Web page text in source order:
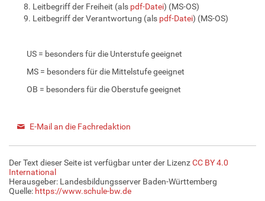
Leitbegriff der Freiheit (als pdf-Datei) (MS-OS)
Leitbegriff der Verantwortung (als pdf-Datei) (MS-OS)
US = besonders für die Unterstufe geeignet
MS = besonders für die Mittelstufe geeignet
OB = besonders für die Oberstufe geeignet
E-Mail an die Fachredaktion
Der Text dieser Seite ist verfügbar unter der LizenzCC BY 4.0
International
Herausgeber: Landesbildungsserver Baden-Württemberg
Quelle: https://www.schule-bw.de